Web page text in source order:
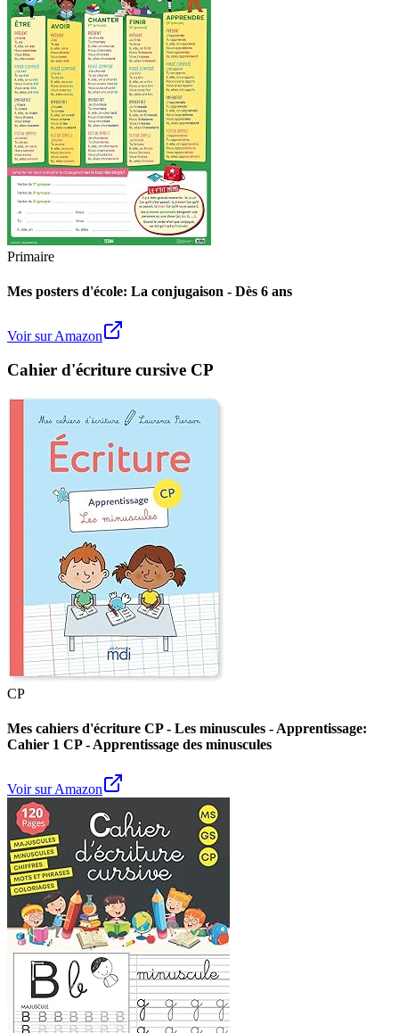
Primaire
Mes posters d'école: La conjugaison - Dès 6 ans
Voir sur Amazon
Cahier d'écriture cursive CP
CP
Mes cahiers d'écriture CP - Les minuscules - Apprentissage:
Cahier 1 CP - Apprentissage des minuscules
Voir sur Amazon